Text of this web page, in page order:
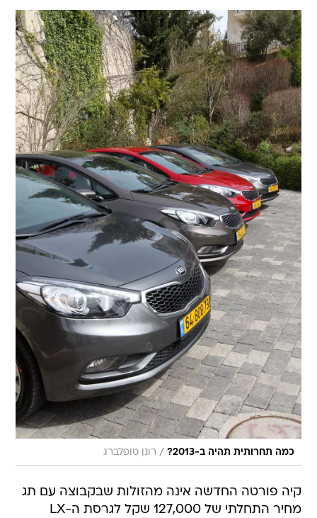
כמה תחרותית תהיה ב-2013? / רונן טופלברג
קיה פורטה החדשה אינה מהזולות שבקבוצה עם תג
מחיר התחלתי של 127,000 שקל לגרסת ה-LX